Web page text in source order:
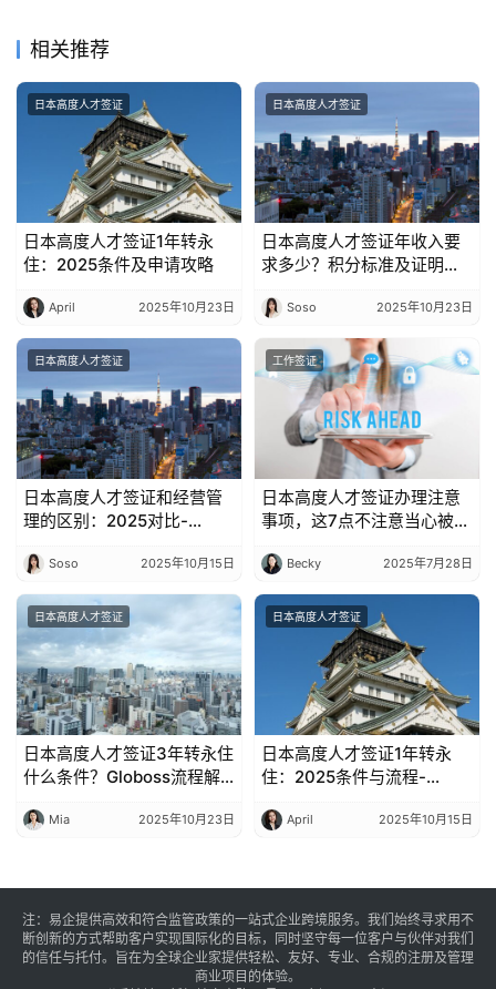
相关推荐
日本高度人才签证
日本高度人才签证1年转永
住：2025条件及申请攻略
April 2025年10月23日
日本高度人才签证
日本高度人才签证年收入要
求多少？积分标准及证明材
Soso 2025年10月23日
日本高度人才签证
日本高度人才签证和经营管
理的区别：2025对比-
Soso 2025年10月15日
工作签证
日本高度人才签证办理注意
事项，这7点不注意当心被拒
Becky 2025年7月28日
日本高度人才签证
日本高度人才签证3年转永住
什么条件？Globoss流程解
Mia 2025年10月23日
日本高度人才签证
日本高度人才签证1年转永
住：2025条件与流程-
April 2025年10月15日
注：易企提供高效和符合监管政策的一站式企业跨境服务。我们始终寻求用不
断创新的方式帮助客户实现国际化的目标，同时坚守每一位客户与伙伴对我们
的信任与托付。旨在为全球企业家提供轻松、友好、专业、合规的注册及管理
商业项目的体验。